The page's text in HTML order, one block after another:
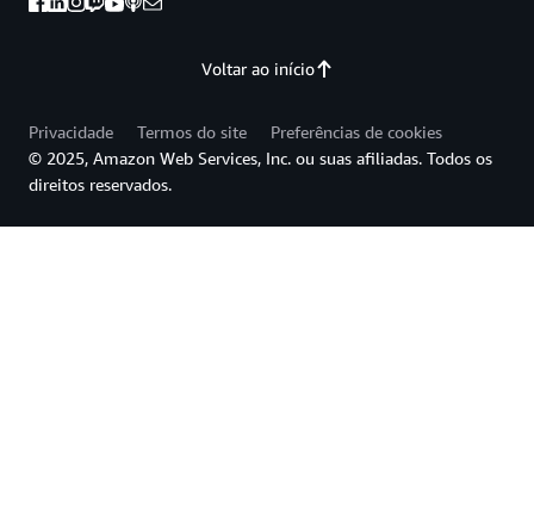
Voltar ao início
Privacidade Termos do site
Preferências de cookies
© 2025, Amazon Web Services, Inc. ou suas afiliadas. Todos os
direitos reservados.